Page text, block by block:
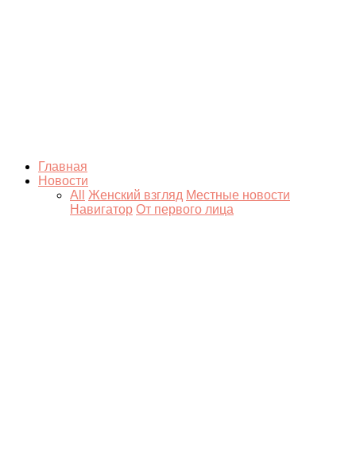
Главная
Новости
All
Женский взгляд Местные новости
Навигатор От первого лица